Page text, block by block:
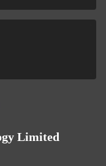
Limited